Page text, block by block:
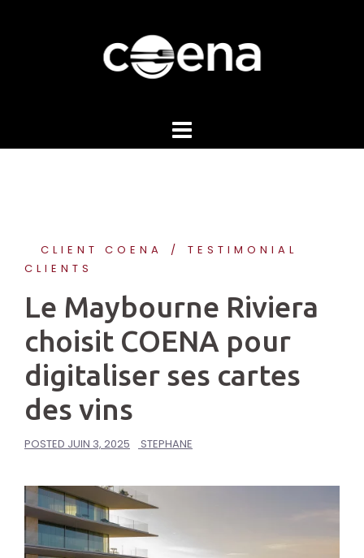
CLIENT COENA
TESTIMONIAL
CLIENTS
Le Maybourne Riviera
choisit COENA pour
digitaliser ses cartes
des vins
POSTED JUIN 3, 2025 STEPHANE